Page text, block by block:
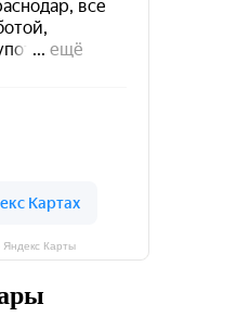
Карты